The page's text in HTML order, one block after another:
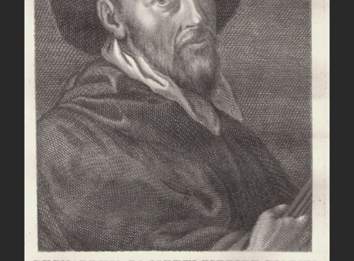
AGGIUNGI AL CARRELLO / DETTAGLI